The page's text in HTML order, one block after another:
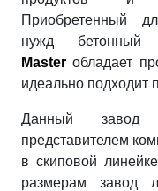
Приобретенный
нужд
Master обладает
идеально подходит
Данный завод
представителем
в скиповой
размерам завод